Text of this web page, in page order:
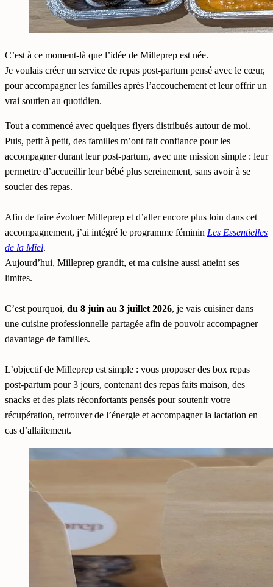
C’est à ce moment-là que l’idée de Milleprep est née.
Je voulais créer un service de repas post-partum pensé avec le cœur,
pour accompagner les familles après l’accouchement et leur offrir un
vrai soutien au quotidien.
Tout a commencé avec quelques flyers distribués autour de moi.
Puis, petit à petit, des familles m’ont fait confiance pour les
accompagner durant leur post-partum, avec une mission simple : leur
permettre d’accueillir leur bébé plus sereinement, sans avoir à se
soucier des repas.
Afin de faire évoluer Milleprep et d’aller encore plus loin dans cet
accompagnement, j’ai intégré le programme féminin Les Essentielles
de la Miel.
Aujourd’hui, Milleprep grandit, et ma cuisine aussi atteint ses
limites.
C’est pourquoi, du 8 juin au 3 juillet 2026, je vais cuisiner dans
une cuisine professionnelle partagée afin de pouvoir accompagner
davantage de familles.
L’objectif de Milleprep est simple : vous proposer des box repas
post-partum pour 3 jours, contenant des repas faits maison, des
snacks et des plats réconfortants pensés pour soutenir votre
récupération, retrouver de l’énergie et accompagner la lactation en
cas d’allaitement.